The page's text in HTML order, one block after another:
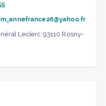
m_annefrance26@yahoo.fr
Leclerc 93110 Rosny-